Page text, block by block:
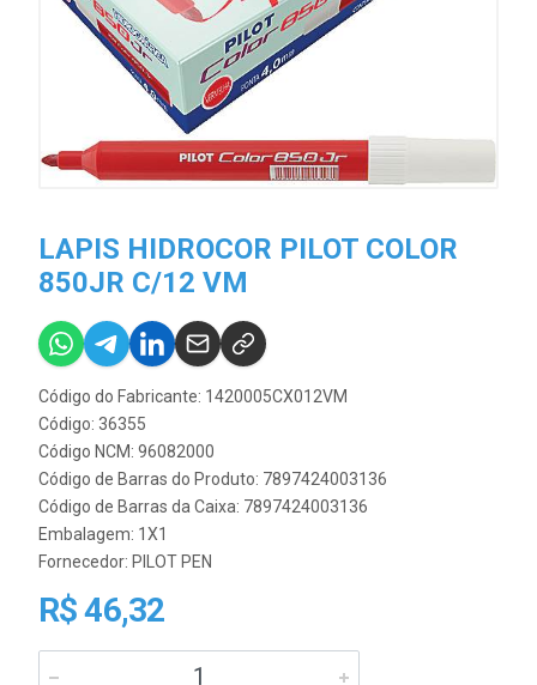
LAPIS HIDROCOR PILOT COLOR
850JR C/12 VM
Código do Fabricante: 1420005CX012VM
Código: 36355
Código NCM: 96082000
Código de Barras do Produto: 7897424003136
Código de Barras da Caixa: 7897424003136
Embalagem: 1X1
Fornecedor: PILOT PEN
R$ 46,32